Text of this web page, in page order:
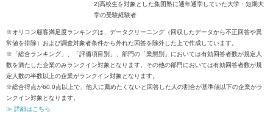
2)高校生を対象とした集団塾に通年通学していた大学・短期大
学の受験経験者
※オリコン顧客満足度ランキングは、データクリーニング（回収したデータから不正回答や異
常値を排除）および調査対象者条件から外れた回答を除外した上で作成しています。
※「総合ランキング」、「評価項目別」、部門の「業態別」においては有効回答者数が規定人
数を満たした企業のみランクイン対象となります。その他の部門においては有効回答者数が規
定人数の半数以上の企業がランクイン対象となります。
※総合得点が60.0点以上で、他人に薦めたくないと回答した人の割合が基準値以下の企業がラ
ンクイン対象となります。
≫ 詳細はこちら